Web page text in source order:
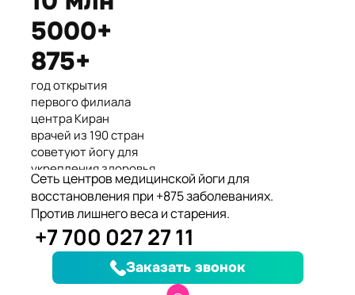
Международные призеры 2-го
Азиатского Чемпионата по
йогасана спорт и единственные
представители Казахстана.
5000+
875+
год открытия
первого филиала
центра Киран
врачей из 190 стран
советуют йогу для
укрепления здоровья
клиентов улучшили
здоровье и
качество жизни
заболеваний, при
которых йога
дополняет лечение
Сеть центров медицинской йоги для
восстановления при +875 заболеваниях.
Против лишнего веса и старения.
+7 700 027 27 11
Заказать звонок